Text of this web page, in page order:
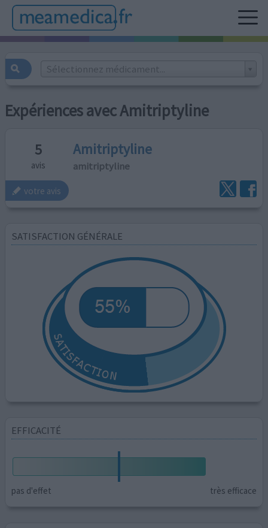
Sélectionnez médicament...
Expériences avec Amitriptyline
5
avis
Amitriptyline
amitriptyline
votre avis
SATISFACTION GÉNÉRALE
EFFICACITÉ
pas d'effet très efficace